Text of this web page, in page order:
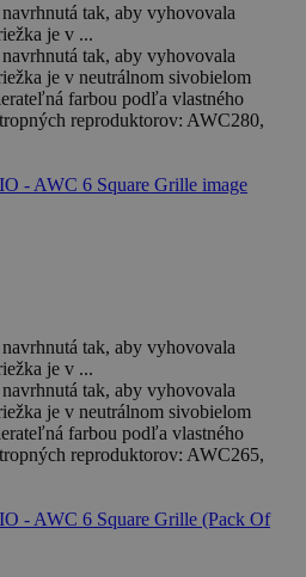
tak, aby vyhovovala
je v ...
tak, aby vyhovovala
je v neutrálnom sivobielom
farbou podľa vlastného
reproduktorov: AWC280,
tak, aby vyhovovala
je v ...
tak, aby vyhovovala
je v neutrálnom sivobielom
farbou podľa vlastného
reproduktorov: AWC265,